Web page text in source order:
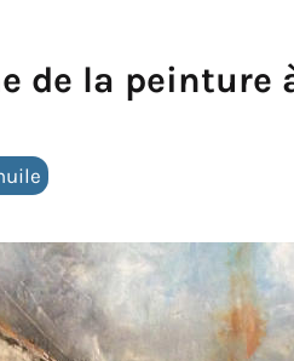
de la peinture